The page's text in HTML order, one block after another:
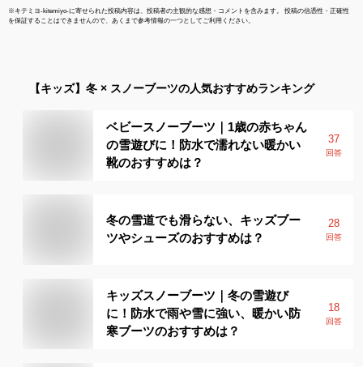
※キテミヨ-kitemiyo-に寄せられた投稿内容は、投稿者の主観的な感想・コメントを含みます。 投稿の信憑性・正確性
を保証することはできませんので、あくまで参考情報の一つとしてご利用ください。
【キッズ】 冬 × スノーブーツの人気おすすめランキング
ベビースノーブーツ｜1歳の赤ちゃん
の雪遊びに！防水で濡れない暖かい
靴のおすすめは？
37
回答
冬の雪道でも滑らない、キッズブー
ツやシューズのおすすめは？
28
回答
キッズスノーブーツ｜冬の雪遊び
に！防水で雨や雪に強い、暖かい防
寒ブーツのおすすめは？
18
回答